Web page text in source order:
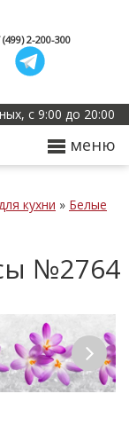
2-200-300
с 9:00 до 20:00
меню
кухни » Белые
№2764